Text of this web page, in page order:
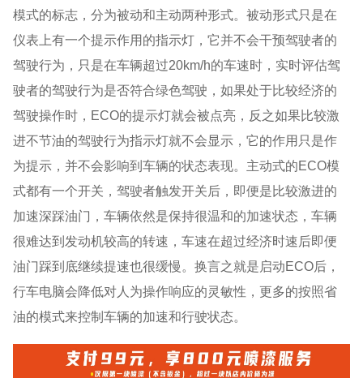
模式的标志，分为被动和主动两种形式。被动形式只是在
仪表上有一个提示作用的指示灯，它并不会干预驾驶者的
驾驶行为，只是在车辆超过20km/h的车速时，实时评估驾
驶者的驾驶行为是否符合绿色驾驶，如果处于比较经济的
驾驶操作时，ECO的提示灯就会被点亮，反之如果比较激
进不节油的驾驶行为指示灯就不会显示，它的作用只是作
为提示，并不会影响到车辆的状态表现。主动式的ECO模
式都有一个开关，驾驶者触发开关后，即便是比较激进的
加速深踩油门，车辆依然是保持很温和的加速状态，车辆
很难达到发动机较高的转速，车速在超过经济时速后即便
油门踩到底继续提速也很缓慢。换言之就是启动ECO后，
行车电脑会降低对人为操作响应的灵敏性，更多的按照省
油的模式来控制车辆的加速和行驶状态。